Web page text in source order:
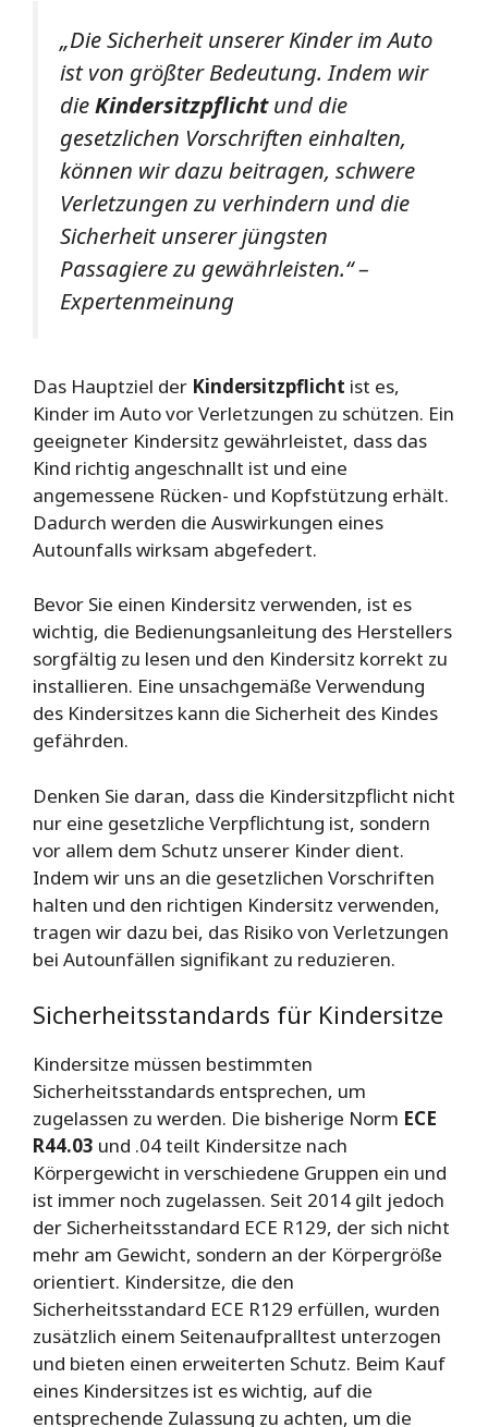
„Die Sicherheit unserer Kinder im Auto
ist von größter Bedeutung. Indem wir
dieKindersitzpflichtund die
gesetzlichen Vorschriften einhalten,
können wir dazu beitragen, schwere
Verletzungen zu verhindern und die
Sicherheit unserer jüngsten
Passagiere zu gewährleisten.“ –
Expertenmeinung
Das Hauptziel der Kindersitzpflicht ist es,
Kinder im Auto vor Verletzungen zu schützen. Ein
geeigneter Kindersitz gewährleistet, dass das
Kind richtig angeschnallt ist und eine
angemessene Rücken- und Kopfstützung erhält.
Dadurch werden die Auswirkungen eines
Autounfalls wirksam abgefedert.
Bevor Sie einen Kindersitz verwenden, ist es
wichtig, die Bedienungsanleitung des Herstellers
sorgfältig zu lesen und den Kindersitz korrekt zu
installieren. Eine unsachgemäße Verwendung
des Kindersitzes kann die Sicherheit des Kindes
gefährden.
Denken Sie daran, dass die Kindersitzpflicht nicht
nur eine gesetzliche Verpflichtung ist, sondern
vor allem dem Schutz unserer Kinder dient.
Indem wir uns an die gesetzlichen Vorschriften
halten und den richtigen Kindersitz verwenden,
tragen wir dazu bei, das Risiko von Verletzungen
bei Autounfällen signifikant zu reduzieren.
Sicherheitsstandards für Kindersitze
Kindersitze müssen bestimmten
Sicherheitsstandards entsprechen, um
zugelassen zu werden. Die bisherige Norm ECE
R44.03 und .04 teilt Kindersitze nach
Körpergewicht in verschiedene Gruppen ein und
ist immer noch zugelassen. Seit 2014 gilt jedoch
der Sicherheitsstandard ECE R129, der sich nicht
mehr am Gewicht, sondern an der Körpergröße
orientiert. Kindersitze, die den
Sicherheitsstandard ECE R129 erfüllen, wurden
zusätzlich einem Seitenaufpralltest unterzogen
und bieten einen erweiterten Schutz. Beim Kauf
eines Kindersitzes ist es wichtig, auf die
entsprechende Zulassung zu achten, um die